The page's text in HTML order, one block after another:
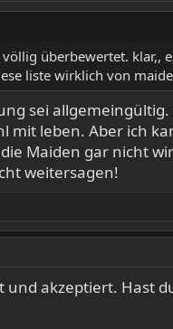
überbewertet. klar,,
liste wirklich von
sei
leben. Aber ich
Maiden gar nicht
weitersagen!
akzeptiert. Hast